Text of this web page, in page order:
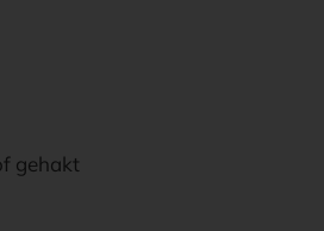
gehakt